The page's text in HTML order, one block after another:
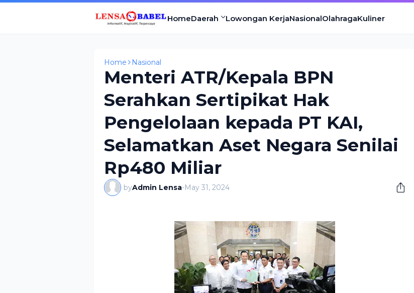
HomeDaerah Lowongan KerjaNasionalOlahragaKuliner
Home Nasional
Menteri ATR/Kepala BPN
Serahkan Sertipikat Hak
Pengelolaan kepada PT KAI,
Selamatkan Aset Negara Senilai
Rp480 Miliar
byAdmin Lensa-May 31, 2024